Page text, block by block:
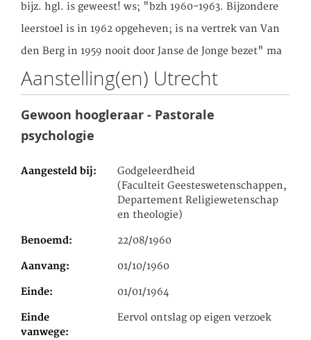
bijz. hgl. is geweest! ws; "bzh 1960-1963. Bijzondere
leerstoel is in 1962 opgeheven; is na vertrek van Van
den Berg in 1959 nooit door Janse de Jonge bezet" ma
Aanstelling(en) Utrecht
Gewoon hoogleraar - Pastorale
psychologie
Aangesteld bij
Godgeleerdheid
(Faculteit Geesteswetenschappen,
Departement Religiewetenschap
en theologie)
Benoemd 22/08/1960
Aanvang 01/10/1960
Einde 01/01/1964
Einde
vanwege
Eervol ontslag op eigen verzoek